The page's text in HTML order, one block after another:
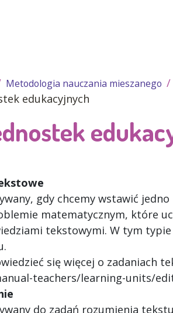
Metodologia nauczania mieszanego
edukacyjnych
gdy chcemy wstawić
matematycznym, które
tekstowymi. W tym
się więcej o zadaniach
teachers/learning-units/
do zadań rozumienia